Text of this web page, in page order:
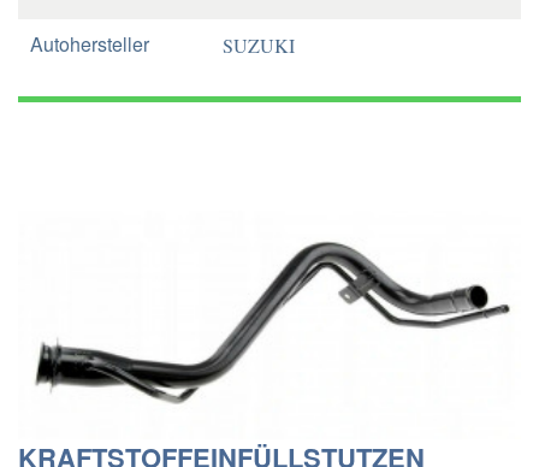
Autohersteller SUZUKI
KRAFTSTOFFEINFÜLLSTUTZEN